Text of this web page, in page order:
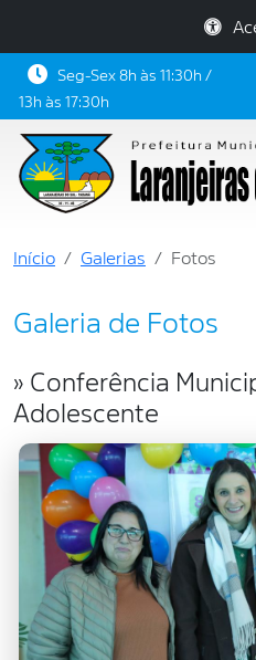
Seg-Sex 8h às 11:30h /
13h às 17:30h
Início Galerias Fotos
Galeria de Fotos
» Conferência
Adolescente